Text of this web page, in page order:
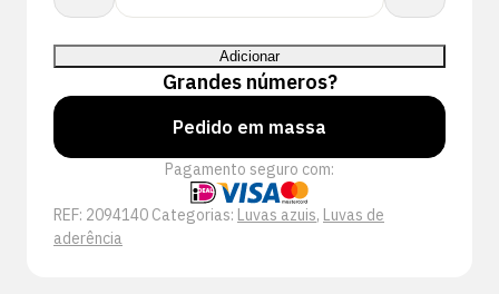
PERFECT
FIT
GLOVE
DEXGRIP
Adicionar
Grandes números?
Pedido em massa
Pagamento seguro com:
REF: 2094140 Categorias: Luvas azuis, Luvas de
aderência